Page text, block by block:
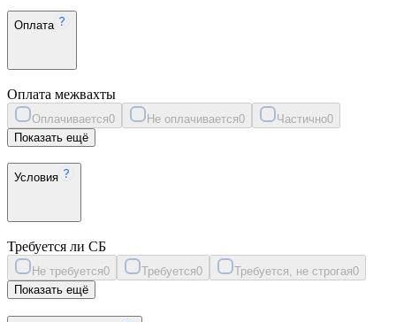
Оплата
Оплата межвахты
Оплачивается0 Не оплачивается0 Частично0
Показать ещё
Условия
Требуется ли СБ
Не требуется0 Требуется0 Требуется, не строгая0
Показать ещё